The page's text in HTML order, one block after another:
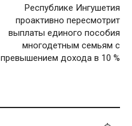
Республике Ингушетия
проактивно пересмотрит
выплаты единого пособия
многодетным семьям с
превышением дохода в 10 %